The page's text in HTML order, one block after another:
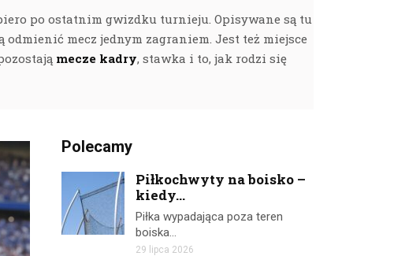
po ostatnim gwizdku turnieju. Opisywane są tu
mecz jednym zagraniem. Jest też miejsce
mecze kadry, stawka i to, jak rodzi się
Polecamy
Piłkochwyty na boisko –
kiedy...
Piłka wypadająca poza teren
boiska…
29 lipca 2026